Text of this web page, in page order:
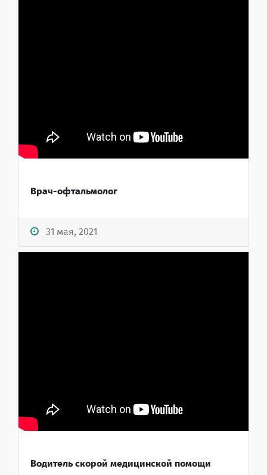
Врач-офтальмолог
31 мая, 2021
Водитель скорой медицинской помощи